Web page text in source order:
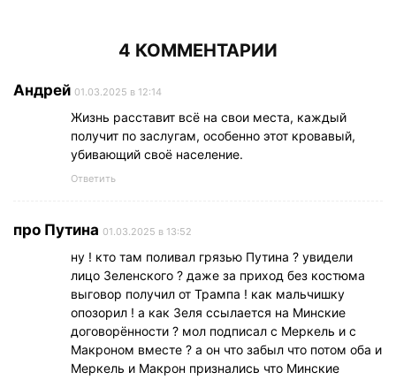
4 КОММЕНТАРИИ
Андрей 01.03.2025 в 12:14
Жизнь расставит всё на свои места, каждый
получит по заслугам, особенно этот кровавый,
убивающий своё население.
Ответить
про Путина 01.03.2025 в 13:52
ну ! кто там поливал грязью Путина ? увидели
лицо Зеленского ? даже за приход без костюма
выговор получил от Трампа ! как мальчишку
опозорил ! а как Зеля ссылается на Минские
договорённости ? мол подписал с Меркель и с
Макроном вместе ? а он что забыл что потом оба и
Меркель и Макрон признались что Минские